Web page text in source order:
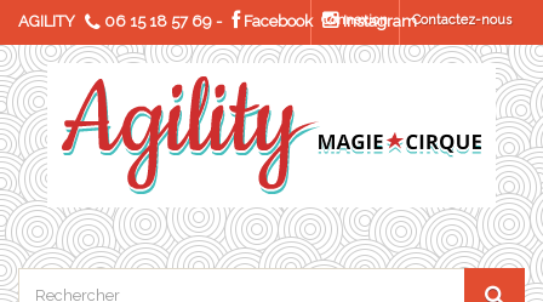
AGILITY 06 15 18 57 69 - Facebook InstagramContactez-nous
Connexion